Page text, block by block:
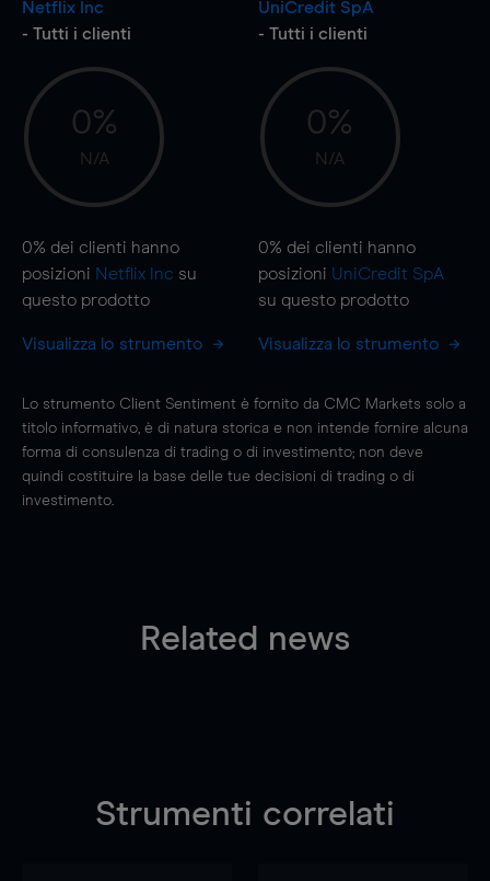
Netflix Inc
- Tutti i clienti
0%
N/A
0% dei clienti hanno
posizioni Netflix Inc su
questo prodotto
Visualizza lo strumento
UniCredit SpA
- Tutti i clienti
0%
N/A
0% dei clienti hanno
posizioni UniCredit SpA
su questo prodotto
Visualizza lo strumento
Lo strumento Client Sentiment è fornito da CMC Markets solo a
titolo informativo, è di natura storica e non intende fornire alcuna
forma di consulenza di trading o di investimento; non deve
quindi costituire la base delle tue decisioni di trading o di
investimento.
Related news
Strumenti correlati